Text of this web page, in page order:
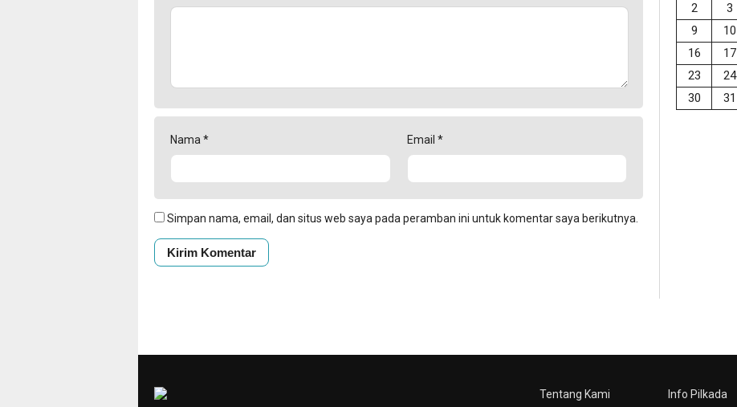
Nama * Email *
Simpan nama, email, dan situs web saya pada peramban ini untuk komentar saya berikutnya.
2
3
9
10
16
17
23
24
30
31
Tentang Kami
Info Pilkada